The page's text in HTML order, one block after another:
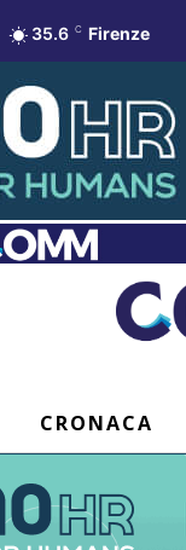
35.6 C Firenze
CRONACA